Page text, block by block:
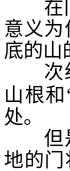
在旧
意义
底的山
次经
山根
处。
但是
地的门